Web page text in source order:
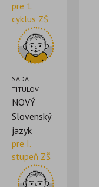
pre 1.
cyklus ZŠ
SADA
TITULOV
NOVÝ
Slovenský
jazyk
pre I.
stupeň ZŠ